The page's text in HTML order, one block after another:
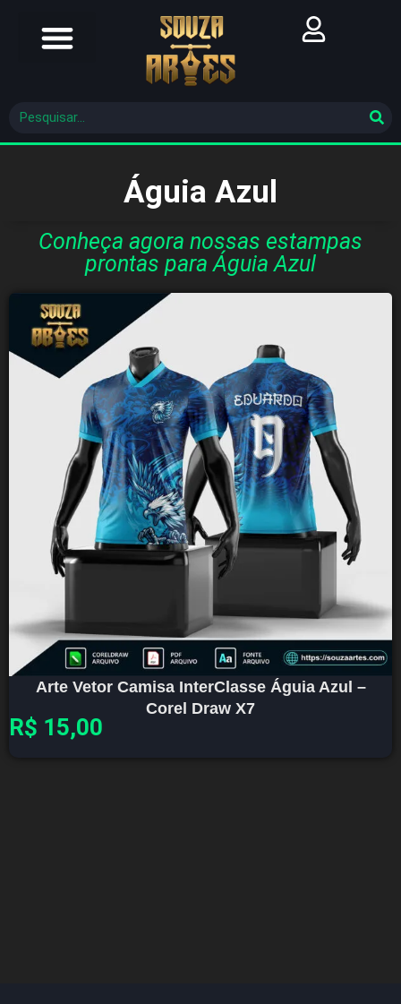
Águia Azul
Conheça agora nossas estampas
prontas para Águia Azul
Arte Vetor Camisa InterClasse Águia Azul –
Corel Draw X7
R$ 15,00